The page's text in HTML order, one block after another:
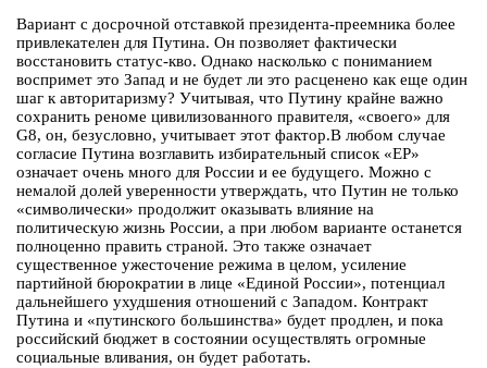
Вариант с досрочной отставкой президента-преемника более
привлекателен для Путина. Он позволяет фактически
восстановить статус-кво. Однако насколько с пониманием
воспримет это Запад и не будет ли это расценено как еще один
шаг к авторитаризму? Учитывая, что Путину крайне важно
сохранить реноме цивилизованного правителя, «своего» для
G8, он, безусловно, учитывает этот фактор.В любом случае
согласие Путина возглавить избирательный список «ЕР»
означает очень много для России и ее будущего. Можно с
немалой долей уверенности утверждать, что Путин не только
«символически» продолжит оказывать влияние на
политическую жизнь России, а при любом варианте останется
полноценно править страной. Это также означает
существенное ужесточение режима в целом, усиление
партийной бюрократии в лице «Единой России», потенциал
дальнейшего ухудшения отношений с Западом. Контракт
Путина и «путинского большинства» будет продлен, и пока
российский бюджет в состоянии осуществлять огромные
социальные вливания, он будет работать.